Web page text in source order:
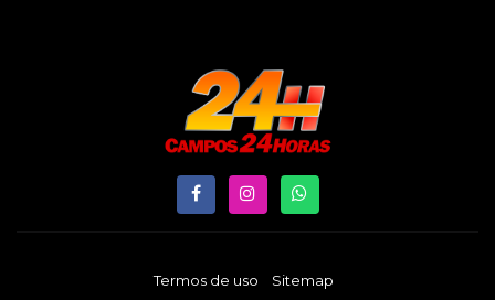
Termos de uso Sitemap